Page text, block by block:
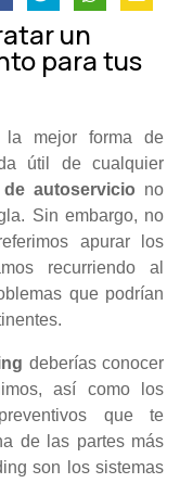
un
para tus
la mejor forma de
útil de cualquier
autoservicio no
Sin embargo, no
apurar los
recurriendo al
que podrían
deberías conocer
así como los
que te
de las partes más
son los sistemas